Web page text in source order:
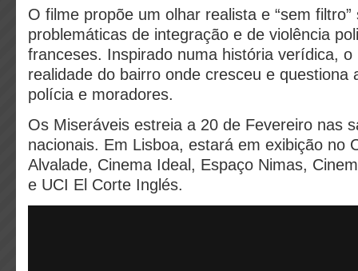
O filme propõe um olhar realista e “sem filtro”
problemáticas de integração e de violência
franceses. Inspirado numa história verídica,
realidade do bairro onde cresceu e questiona
polícia e moradores.
Os Miseráveis estreia a 20 de Fevereiro nas
nacionais. Em Lisboa, estará em exibição no
Alvalade, Cinema Ideal, Espaço Nimas,
e UCI El Corte Inglés.